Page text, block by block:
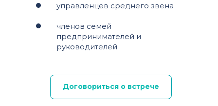
Договориться о встрече
управленцев среднего звена
членов семей
предпринимателей и
руководителей